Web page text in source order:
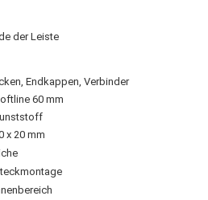
der Leiste
Endkappen, Verbinder
60 mm
x 20 mm